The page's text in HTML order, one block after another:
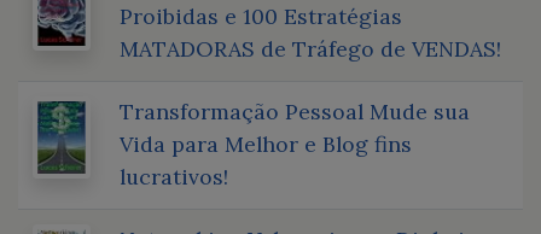
Proibidas e 100 Estratégias
MATADORAS de Tráfego de VENDAS!
Transformação Pessoal Mude sua
Vida para Melhor e Blog fins
lucrativos!